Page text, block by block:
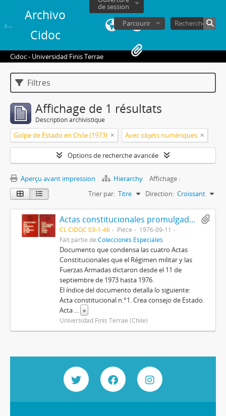
Archivo
Cidoc
de session
Parcourir
Cidoc - Universidad Finis Terrae
Filtres
Affichage de 1 résultats
Description archivistique
Golpe de Estado en Chile (1973) Avec objets numériques
Options de recherche avancée
Aperçu avant impression Hierarchy
Affichage :
Trier par: Titre Direction: Croissant
Actas constitucionales promulgadas por el Gobierno de Chile
CL CIDOC 03-1-46 Pièce
1976-09-11
Fait partie de Colecciones Especiales
Documento que condensa las cuatro Actas
Constitucionales que el Régimen militar y las
Fuerzas Armadas dictaron desde el 11 de
septiembre de 1973 hasta 1976.
El índice del documento detalla lo siguiente:
Acta constitucional n.°1. Crea consejo de Estado.
Acta ... »
Universidad Finis Terrae (Chile)